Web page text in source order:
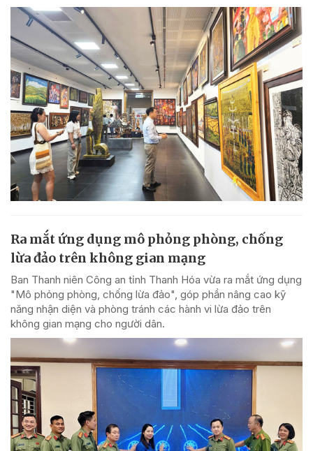
Ra mắt ứng dụng mô phỏng phòng, chống
lừa đảo trên không gian mạng
Ban Thanh niên Công an tỉnh Thanh Hóa vừa ra mắt ứng dụng
"Mô phỏng phòng, chống lừa đảo", góp phần nâng cao kỹ
năng nhận diện và phòng tránh các hành vi lừa đảo trên
không gian mạng cho người dân.